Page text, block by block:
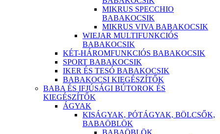
MIKRUS SPECCHIO
BABAKOCSIK
MIKRUS VIVA BABAKOCSIK
WIEJAR MULTIFUNKCIÓS
BABAKOCSIK
KÉT-HÁROMFUNKCIÓS BABAKOCSIK
SPORT BABAKOCSIK
IKER ÉS TESÓ BABAKOCSIK
BABAKOCSI KIEGÉSZÍTŐK
BABA ÉS IFJÚSÁGI BÚTOROK ÉS
KIEGÉSZÍTŐK
ÁGYAK
KISÁGYAK, PÓTÁGYAK, BÖLCSŐK,
BABAÖBLÖK
BABAÖBLÖK